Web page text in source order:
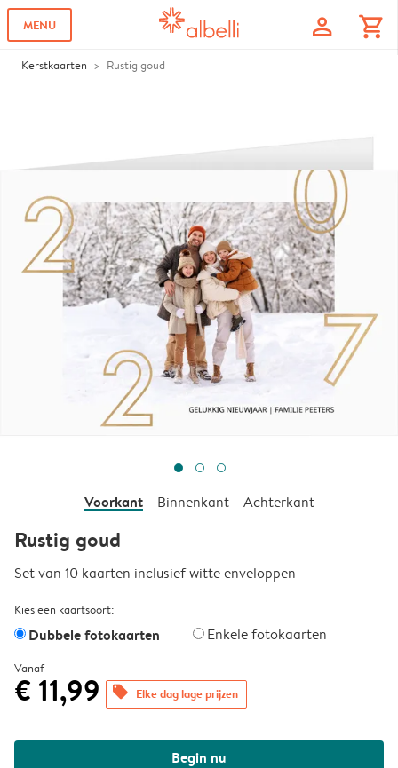
MENU profile shopping_cart
Kerstkaarten Rustig goud
Voorkant Binnenkant Achterkant
Rustig goud
Set van 10 kaarten inclusief witte enveloppen
Kies een kaartsoort:
Dubbele fotokaarten Enkele fotokaarten
Vanaf
€ 11,99 offers Elke dag lage prijzen
Begin nu